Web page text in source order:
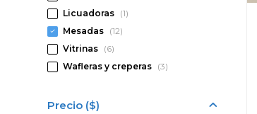
Licuadoras (1)
Mesadas (12)
Vitrinas (6)
Wafleras y creperas (3)
Precio ($)